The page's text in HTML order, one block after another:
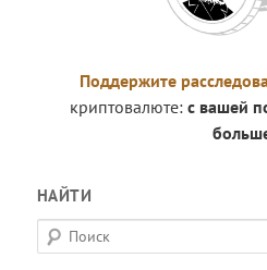
Поддержите
криптовалюте: с вашей
НАЙТИ
П
о